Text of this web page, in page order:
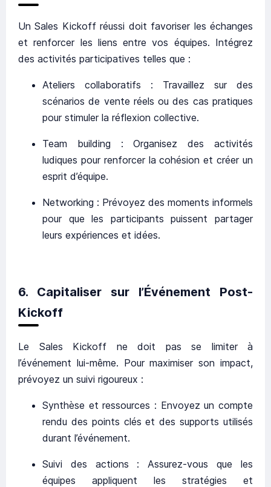
Un Sales Kickoff réussi doit favoriser les échanges
et renforcer les liens entre vos équipes. Intégrez
des activités participatives telles que :
Ateliers collaboratifs : Travaillez sur des
scénarios de vente réels ou des cas pratiques
pour stimuler la réflexion collective.
Team building : Organisez des activités
ludiques pour renforcer la cohésion et créer un
esprit d’équipe.
Networking : Prévoyez des moments informels
pour que les participants puissent partager
leurs expériences et idées.
6. Capitaliser sur l’Événement Post-
Kickoff
Le Sales Kickoff ne doit pas se limiter à
l’événement lui-même. Pour maximiser son impact,
prévoyez un suivi rigoureux :
Synthèse et ressources : Envoyez un compte
rendu des points clés et des supports utilisés
durant l’événement.
Suivi des actions : Assurez-vous que les
équipes appliquent les stratégies et